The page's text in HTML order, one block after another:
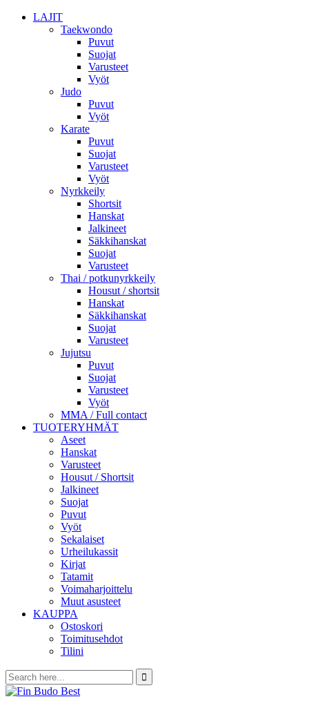
LAJIT
Taekwondo
Puvut
Suojat
Varusteet
Vyöt
Judo
Puvut
Vyöt
Karate
Puvut
Suojat
Varusteet
Vyöt
Nyrkkeily
Shortsit
Hanskat
Jalkineet
Säkkihanskat
Suojat
Varusteet
Thai / potkunyrkkeily
Housut / shortsit
Hanskat
Säkkihanskat
Suojat
Varusteet
Jujutsu
Puvut
Suojat
Varusteet
Vyöt
MMA / Full contact
TUOTERYHMÄT
Aseet
Hanskat
Varusteet
Housut / Shortsit
Jalkineet
Suojat
Puvut
Vyöt
Sekalaiset
Urheilukassit
Kirjat
Tatamit
Voimaharjoittelu
Muut asusteet
KAUPPA
Ostoskori
Toimitusehdot
Tilini